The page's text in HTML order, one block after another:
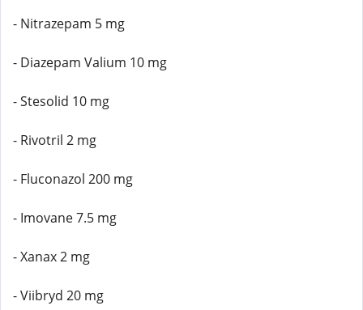
- Nitrazepam 5 mg
- Diazepam Valium 10 mg
- Stesolid 10 mg
- Rivotril 2 mg
- Fluconazol 200 mg
- Imovane 7.5 mg
- Xanax 2 mg
- Viibryd 20 mg